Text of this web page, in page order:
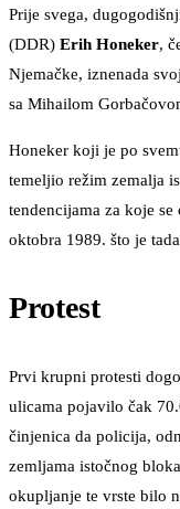
Prije svega,
(DDR) Erih Honeker,
Njemačke, iznenada
sa Mihailom
Honeker koji je po
temeljio režim zemalja
tendencijama za koje
oktobra 1989. što je
Protest
Prvi krupni protesti
ulicama pojavilo čak
činjenica da policija,
zemljama istočnog
okupljanje te vrste bilo